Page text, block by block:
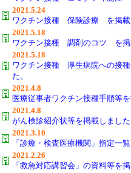
2021.5.24
ワクチン接種 保険診療 を掲載
2021.5.18
ワクチン接種 調剤のコツ を掲
2021.5.18
ワクチン接種 厚生病院への接種
た。
2021.4.8
医療従事者ワクチン接種手順等を
2021.4.8
がん検診紹介状等を掲載しました
2021.3.10
「診療・検査医療機関」指定一
2021.2.26
「救急対応講習会」の資料等を掲